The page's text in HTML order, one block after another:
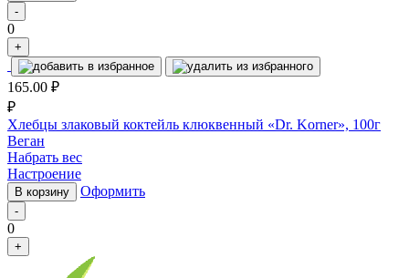
-
0
+
165.00 ₽
₽
Хлебцы злаковый коктейль клюквенный «Dr. Korner», 100г
Веган
Набрать вес
Настроение
В корзину Оформить
-
0
+